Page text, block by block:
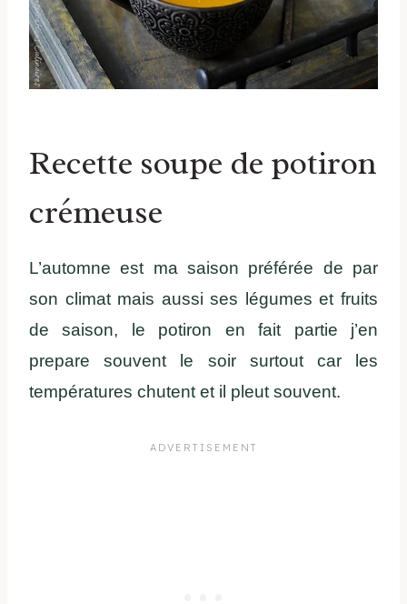
Recette soupe de potiron
crémeuse
L’automne est ma saison préférée de par
son climat mais aussi ses légumes et fruits
de saison, le potiron en fait partie j’en
prepare souvent le soir surtout car les
températures chutent et il pleut souvent.